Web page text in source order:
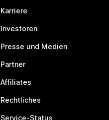
Karriere
Investoren
Presse und Medien
Partner
Affiliates
Rechtliches
Service-Status